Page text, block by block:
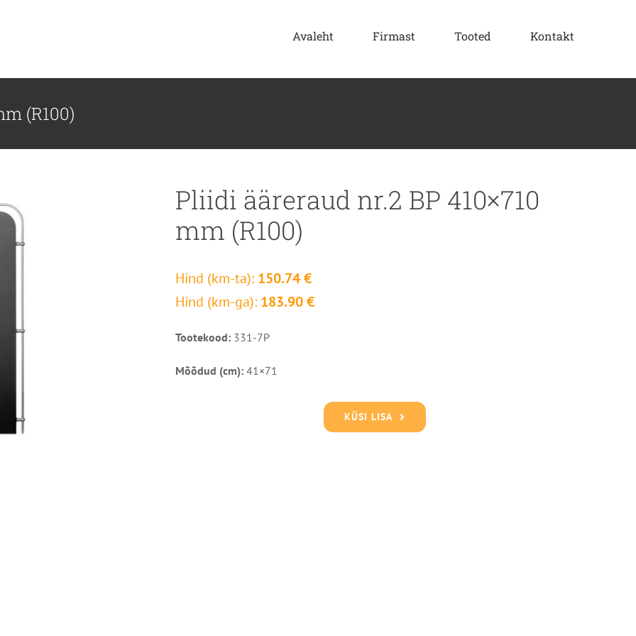
Avaleht Firmast Tooted Kontakt
(R100)
Pliidi ääreraud nr.2 BP 410×710
mm (R100)
Hind (km-ta): 150.74 €
Hind (km-ga): 183.90 €
Tootekood: 331-7P
Mõõdud (cm):41×71
KÜSI LISA